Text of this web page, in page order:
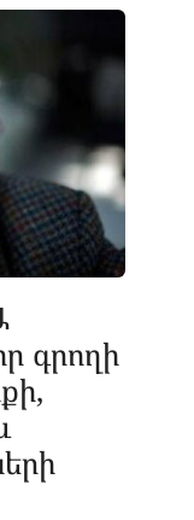
գրողի